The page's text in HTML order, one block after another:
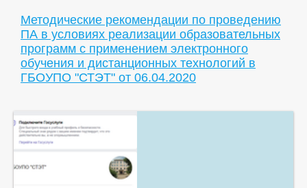
Методические рекомендации по проведению
ПА в условиях реализации образовательных
программ с применением электронного
обучения и дистанционных технологий в
ГБОУПО "СТЭТ" от 06.04.2020